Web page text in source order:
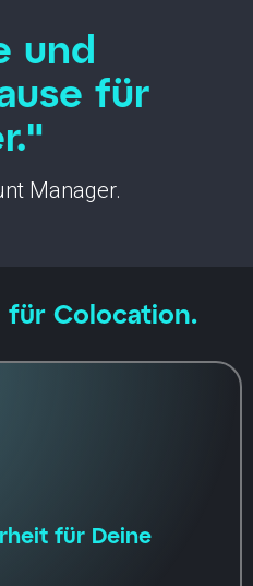
und
für
Manager.
für Colocation.
für Deine